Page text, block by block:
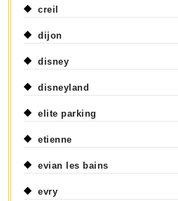
creil
dijon
disney
disneyland
elite parking
etienne
evian les bains
evry